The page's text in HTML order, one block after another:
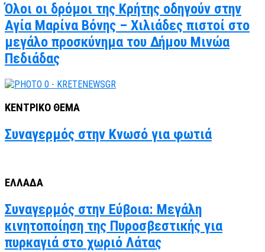
Όλοι οι δρόμοι της Κρήτης οδηγούν στην
Αγία Μαρίνα Βόνης – Χιλιάδες πιστοί στο
μεγάλο προσκύνημα του Δήμου Μινώα
Πεδιάδας
ΚΕΝΤΡΙΚΟ ΘΕΜΑ
Συναγερμός στην Κνωσό για φωτιά
ΕΛΛΑΔΑ
Συναγερμός στην Εύβοια: Μεγάλη
κινητοποίηση της Πυροσβεστικής για
πυρκαγιά στο χωριό Λάτας